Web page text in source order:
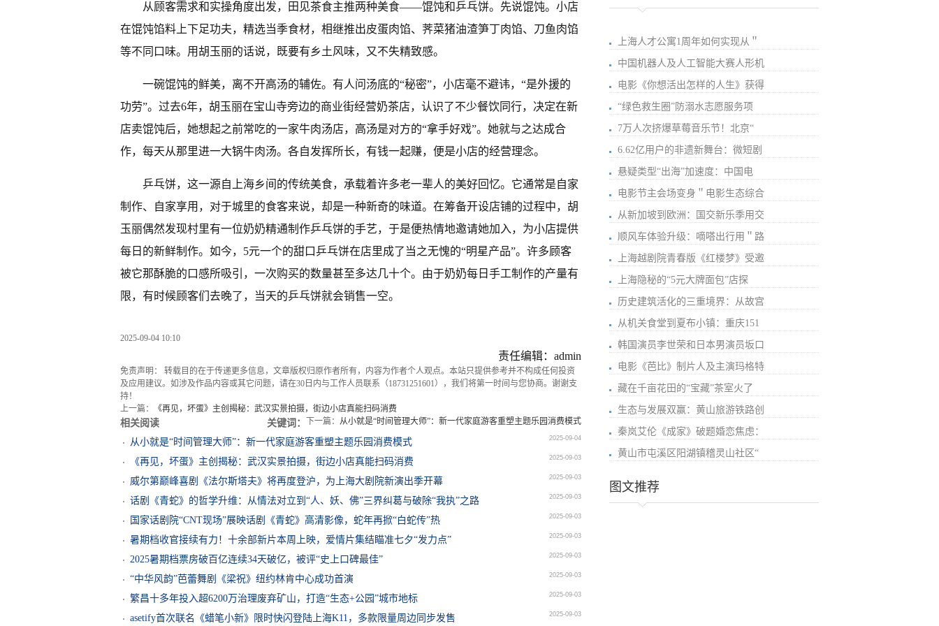
从顾客需求和实操角度出发，田见茶食主推两种美食——馄饨和乒乓饼。先说馄饨。小店
在馄饨馅料上下足功夫，精选当季食材，相继推出皮蛋肉馅、荠菜猪油渣笋丁肉馅、刀鱼肉馅
等不同口味。用胡玉丽的话说，既要有乡土风味，又不失精致感。
一碗馄饨的鲜美，离不开高汤的辅佐。有人问汤底的“秘密”，小店毫不避讳，“是外援的
功劳”。过去6年，胡玉丽在宝山寺旁边的商业街经营奶茶店，认识了不少餐饮同行，决定在新
店卖馄饨后，她想起之前常吃的一家牛肉汤店，高汤是对方的“拿手好戏”。她就与之达成合
作，每天从那里进一大锅牛肉汤。各自发挥所长，有钱一起赚，便是小店的经营理念。
乒乓饼，这一源自上海乡间的传统美食，承载着许多老一辈人的美好回忆。它通常是自家
制作、自家享用，对于城里的食客来说，却是一种新奇的味道。在筹备开设店铺的过程中，胡
玉丽偶然发现村里有一位奶奶精通制作乒乓饼的手艺，于是便热情地邀请她加入，为小店提供
每日的新鲜制作。如今，5元一个的甜口乒乓饼在店里成了当之无愧的“明星产品”。许多顾客
被它那酥脆的口感所吸引，一次购买的数量甚至多达几十个。由于奶奶每日手工制作的产量有
限，有时候顾客们去晚了，当天的乒乓饼就会销售一空。
2025-09-04 10:10
责任编辑：admin
免责声明： 转载目的在于传递更多信息，文章版权归原作者所有，内容为作者个人观点。本站只提供参考并不构成任何投资
及应用建议。如涉及作品内容或其它问题，请在30日内与工作人员联系（18731251601），我们将第一时间与您协商。谢谢支
持！
上一篇：
《再见，坏蛋》主创揭秘：武汉实景拍摄，街边小店真能扫码消费
下一篇： 从小就是“时间管理大师”：新一代家庭游客重塑主题乐园消费模式
相关阅读
关键词：
从小就是“时间管理大师”：新一代家庭游客重塑主题乐园消费模式
2025-09-04
《再见，坏蛋》主创揭秘：武汉实景拍摄，街边小店真能扫码消费 2025-09-03
威尔第巅峰喜剧《法尔斯塔夫》将再度登沪，为上海大剧院新演出季开幕 2025-09-03
话剧《青蛇》的哲学升维：从情法对立到“人、妖、佛”三界纠葛与破除“我执”之路 2025-09-03
国家话剧院“CNT现场”展映话剧《青蛇》高清影像，蛇年再掀“白蛇传”热 2025-09-03
暑期档收官接续有力！十余部新片本周上映，爱情片集结瞄准七夕“发力点” 2025-09-03
2025暑期档票房破百亿连续34天破亿，被评“史上口碑最佳” 2025-09-03
“中华风韵”芭蕾舞剧《梁祝》纽约林肯中心成功首演 2025-09-03
繁昌十多年投入超6200万治理废弃矿山，打造“生态+公园”城市地标 2025-09-03
asetify首次联名《蜡笔小新》限时快闪登陆上海K11，多款限量周边同步发售 2025-09-03
上海人才公寓1周年如何实现从＂
中国机器人及人工智能大赛人形机
电影《你想活出怎样的人生》获得
“绿色救生圈”防溺水志愿服务项
7万人次挤爆草莓音乐节！北京“
6.62亿用户的非遗新舞台：微短剧
悬疑类型“出海”加速度：中国电
电影节主会场变身＂电影生态综合
从新加坡到欧洲：国交新乐季用交
顺风车体验升级：嘀嗒出行用＂路
上海越剧院青春版《红楼梦》受邀
上海隐秘的“5元大牌面包”店探
历史建筑活化的三重境界：从故宫
从机关食堂到夏布小镇：重庆151
韩国演员李世荣和日本男演员坂口
电影《芭比》制片人及主演玛格特
藏在千亩花田的“宝藏”茶室火了
生态与发展双赢：黄山旅游铁路创
秦岚艾伦《成家》破题婚恋焦虑：
黄山市屯溪区阳湖镇稽灵山社区“
图文推荐